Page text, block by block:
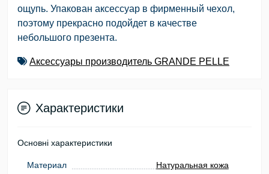
ощупь. Упакован аксессуар в фирменный чехол,
поэтому прекрасно подойдет в качестве
небольшого презента.
Аксессуары производитель GRANDE PELLE
Характеристики
Основні характеристики
Материал Натуральная кожа